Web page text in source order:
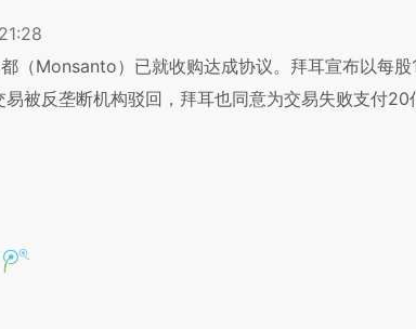
（Monsanto）已就收购达成协议。拜耳宣布以每
被反垄断机构驳回，拜耳也同意为交易失败支付20